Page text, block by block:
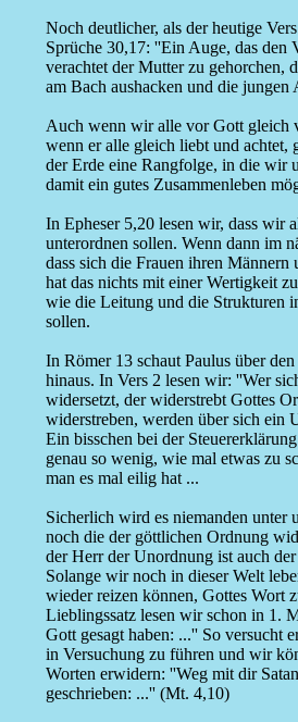
Noch deutlicher, als der heutige
Sprüche 30,17: ''Ein Auge, das den
verachtet der Mutter zu gehorchen,
am Bach aushacken und die jungen
Auch wenn wir alle vor Gott gleich
wenn er alle gleich liebt und achtet,
der Erde eine Rangfolge, in die wir
damit ein gutes Zusammenleben
In Epheser 5,20 lesen wir, dass wir
unterordnen sollen. Wenn dann im
dass sich die Frauen ihren Männern
hat das nichts mit einer Wertigkeit
wie die Leitung und die Strukturen
sollen.
In Römer 13 schaut Paulus über
hinaus. In Vers 2 lesen wir: ''Wer
widersetzt, der widerstrebt Gottes
widerstreben, werden über sich ein
Ein bisschen bei der
genau so wenig, wie mal etwas zu
man es mal eilig hat ...
Sicherlich wird es niemanden unter
noch die der göttlichen Ordnung
der Herr der Unordnung ist auch
Solange wir noch in dieser Welt
wieder reizen können, Gottes Wort
Lieblingssatz lesen wir schon in 1.
Gott gesagt haben: ...'' So versucht
in Versuchung zu führen und wir
Worten erwidern: ''Weg mit dir
geschrieben: ...'' (Mt. 4,10)